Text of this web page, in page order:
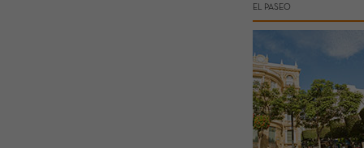
EL PASEO